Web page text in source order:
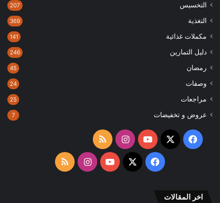
التخسيس 207
التغذية 369
مكملات غذائية 141
دليل التمارين 246
رمضان 45
وصفات 24
مراجعات 25
عروض و تخفيضات 7
فيسبوك
‫X
‫YouTubeانستقرامملخص
الموقع
فيسبوك
‫X
‫YouTubeانستقرامملخص
اخر المقالات